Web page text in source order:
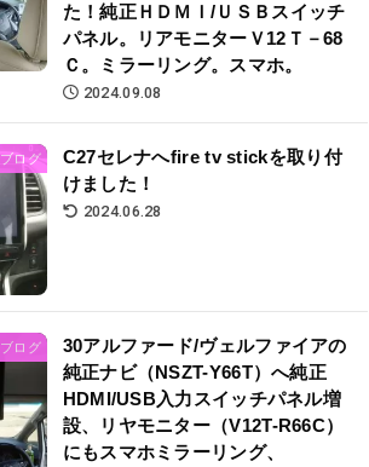
た！純正ＨＤＭＩ/ＵＳＢスイッチ
パネル。リアモニターＶ12Ｔ－68
Ｃ。ミラーリング。スマホ。
2024.09.08
ログ
C27セレナへfire tv stickを取り付
けました！
2024.06.28
ログ
30アルファード/ヴェルファイアの
純正ナビ（NSZT-Y66T）へ純正
HDMI/USB入力スイッチパネル増
設、リヤモニター（V12T-R66C）
にもスマホミラーリング、